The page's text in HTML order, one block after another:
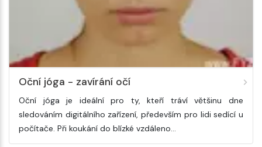
Oční jóga - zavírání očí
Oční jóga je ideální pro ty, kteří tráví většinu dne
sledováním digitálního zařízení, především pro lidi sedící u
počítače. Při koukání do blízké vzdáleno…